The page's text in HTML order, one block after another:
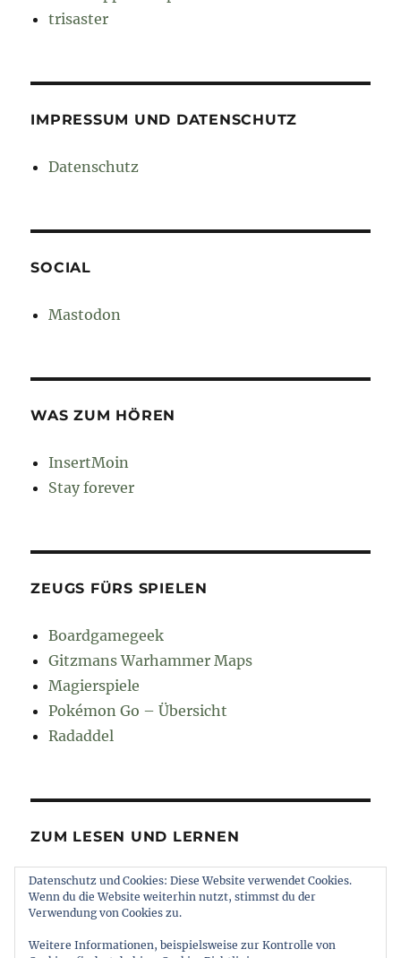
trisaster
IMPRESSUM UND DATENSCHUTZ
Datenschutz
SOCIAL
Mastodon
WAS ZUM HÖREN
InsertMoin
Stay forever
ZEUGS FÜRS SPIELEN
Boardgamegeek
Gitzmans Warhammer Maps
Magierspiele
Pokémon Go – Übersicht
Radaddel
ZUM LESEN UND LERNEN
Euroncap
Tong
Datenschutz und Cookies: Diese Website verwendet Cookies.
Wenn du die Website weiterhin nutzt, stimmst du der
Verwendung von Cookies zu.
Weitere Informationen, beispielsweise zur Kontrolle von